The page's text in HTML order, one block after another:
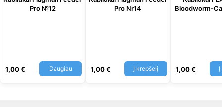
Pro №12
1,00€ Daugiau
Pro Nr14
1,00€ Į krepšelį
Bloodworm-
1,00€ Į